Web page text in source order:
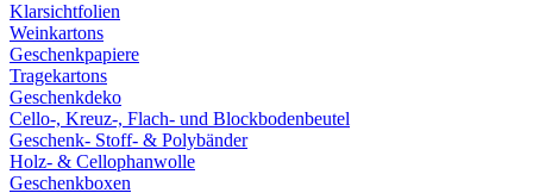
Klarsichtfolien
Weinkartons
Geschenkpapiere
Tragekartons
Geschenkdeko
Cello-, Kreuz-, Flach- und Blockbodenbeutel
Geschenk- Stoff- & Polybänder
Holz- & Cellophanwolle
Geschenkboxen